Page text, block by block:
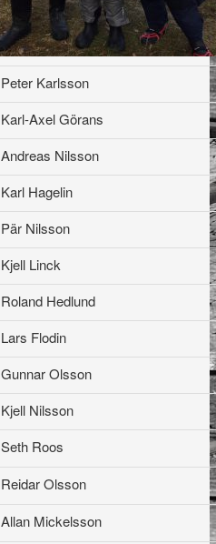
Peter Karlsson
Karl-Axel Görans
Andreas Nilsson
Karl Hagelin
Pär Nilsson
Kjell Linck
Roland Hedlund
Lars Flodin
Gunnar Olsson
Kjell Nilsson
Seth Roos
Reidar Olsson
Allan Mickelsson